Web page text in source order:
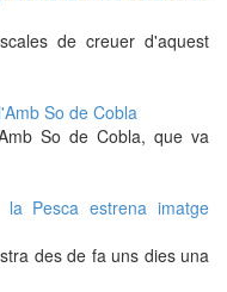
de creuer d'aquest
So de Cobla
So de Cobla, que va
Pesca estrena imatge
des de fa uns dies una